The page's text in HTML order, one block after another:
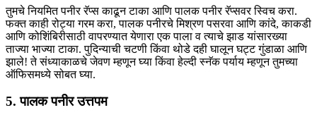
तुमचे नियमित पनीर रॅप्स काढून टाका आणि पालक पनीर रॅप्सवर स्विच करा.
फक्त काही रोट्या गरम करा, पालक पनीरचे मिश्रण पसरवा आणि कांदे, काकडी
आणि कोशिंबिरीसाठी वापरण्यात येणारा एक पाला व त्याचे झाड यांसारख्या
ताज्या भाज्या टाका. पुदिन्याची चटणी किंवा थोडे दही घालून घट्ट गुंडाळा आणि
झाले! ते संध्याकाळचे जेवण म्हणून घ्या किंवा हेल्दी स्नॅक पर्याय म्हणून तुमच्या
ऑफिसमध्ये सोबत घ्या.
5. पालक पनीर उत्तपम